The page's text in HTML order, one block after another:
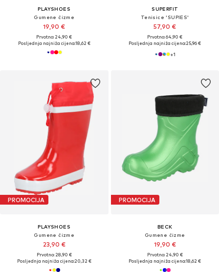
PLAYSHOES
Gumene čizme
19,90 €
Prvotno: 24,90 €
Posljednja najniža cijena:18,62 €
SUPERFIT
Tenisice 'SUPIES'
57,90 €
Prvotno: 64,90 €
Posljednja najniža cijena:25,96 €
+1
PROMOCIJA
PLAYSHOES
Gumene čizme
23,90 €
Prvotno: 28,90 €
Posljednja najniža cijena:20,32 €
PROMOCIJA
BECK
Gumene čizme
19,90 €
Prvotno: 24,90 €
Posljednja najniža cijena:18,62 €